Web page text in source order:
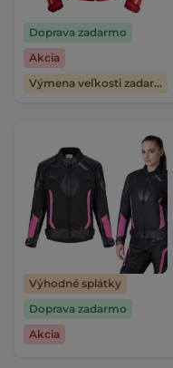
Doprava zadarmo
Akcia
Výmena veľkosti zadarmo
Výhodné splátky
Doprava zadarmo
Akcia